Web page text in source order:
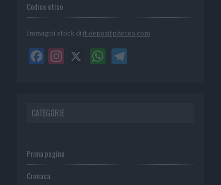
Codice etico
Immagini stock di it.depositphotos.com
CATEGORIE
Prima pagina
Cronaca